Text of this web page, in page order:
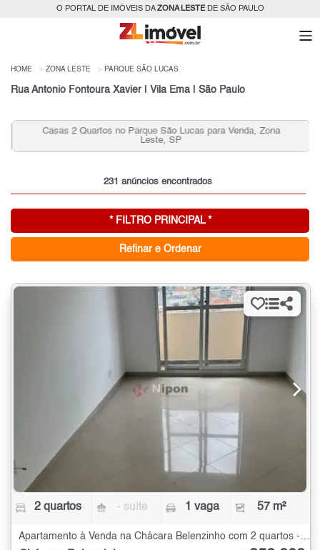
O PORTAL DE IMÓVEIS DAZONA LESTEDE SÃO PAULO
HOME ZONA LESTE PARQUE SÃO LUCAS
Rua Antonio Fontoura Xavier | Vila Ema | São Paulo
Casas 2 Quartos no Parque São Lucas para Venda, Zona
Leste, SP
231 anúncios encontrados
* FILTRO PRINCIPAL *
Refinar e Ordenar
2 quartos - suíte 1 vaga 57 m²